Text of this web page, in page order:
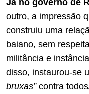
Já no governo de
outro, a impressão
construiu uma
baiano, sem
militância e
disso, instaurou-se
bruxas”contra